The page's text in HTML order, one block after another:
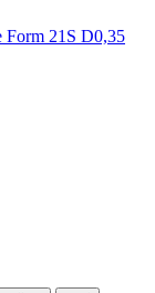
Form 21S D0,35